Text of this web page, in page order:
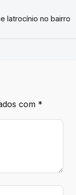
latrocínio no bairro
com *